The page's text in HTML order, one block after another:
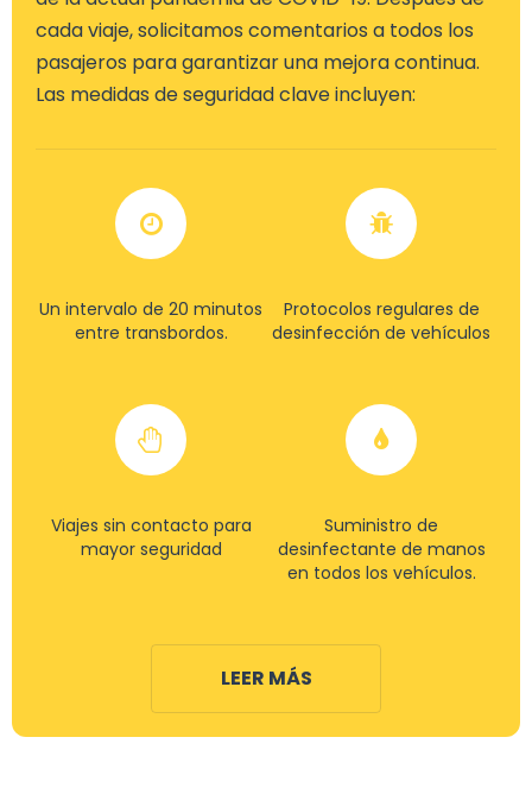
cada viaje, solicitamos comentarios a todos los
pasajeros para garantizar una mejora continua.
Las medidas de seguridad clave incluyen:
Un intervalo de 20 minutos
entre transbordos.
Protocolos regulares de
desinfección de vehículos
Viajes sin contacto para
mayor seguridad
Suministro de
desinfectante de manos
en todos los vehículos.
LEER MÁS